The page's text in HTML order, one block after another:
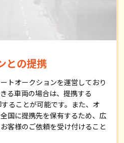
との提携
トオークションを運営しており
る車両の場合は、提携する
ることが可能です。また、オ
国に提携先を保有するため、広
客様のご依頼を受け付けること